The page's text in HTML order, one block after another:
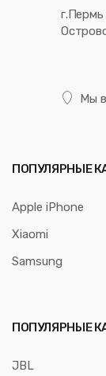
Мы
ПОПУЛЯРНЫЕ
Apple iPhone
Xiaomi
Samsung
ПОПУЛЯРНЫЕ
JBL